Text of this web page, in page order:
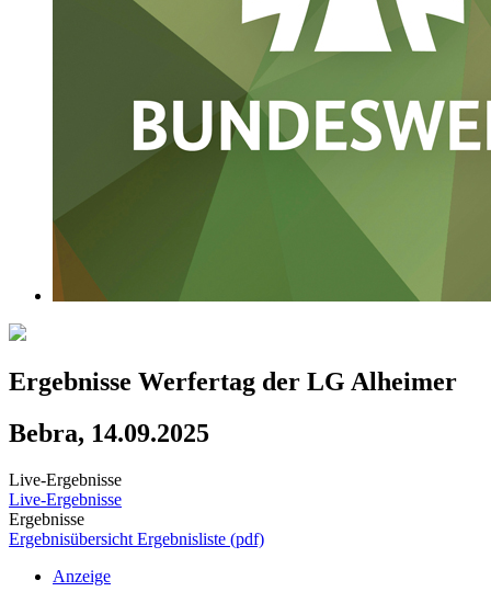
Ergebnisse Werfertag der LG Alheimer
Bebra, 14.09.2025
Live-Ergebnisse
Live-Ergebnisse
Ergebnisse
Ergebnisübersicht Ergebnisliste (pdf)
Anzeige